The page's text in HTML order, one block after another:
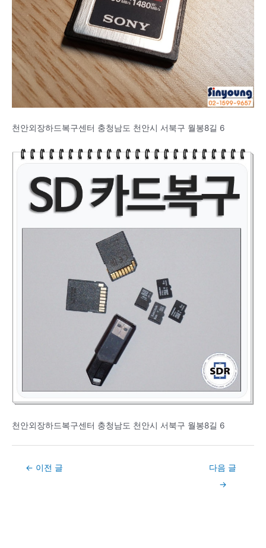
천안외장하드복구센터 충청남도 천안시 서북구 월봉8길 6
천안외장하드복구센터 충청남도 천안시 서북구 월봉8길 6
Post← 이전 글
다음 글
→